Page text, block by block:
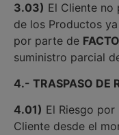
3.03) El Cliente no
de los Productos
por parte de
suministro parcial
4.- TRASPASO DE
4.01) El Riesgo
Cliente desde el